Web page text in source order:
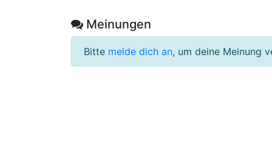
Meinungen
Bitte melde dich an, um deine Meinung